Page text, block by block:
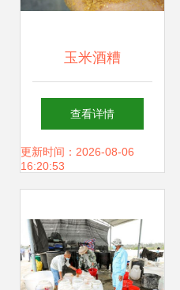
玉米酒糟
（DDGS）在畜牧
渔业饲料销售中的
查看详情
更新时间：2026-08-06
16:20:53